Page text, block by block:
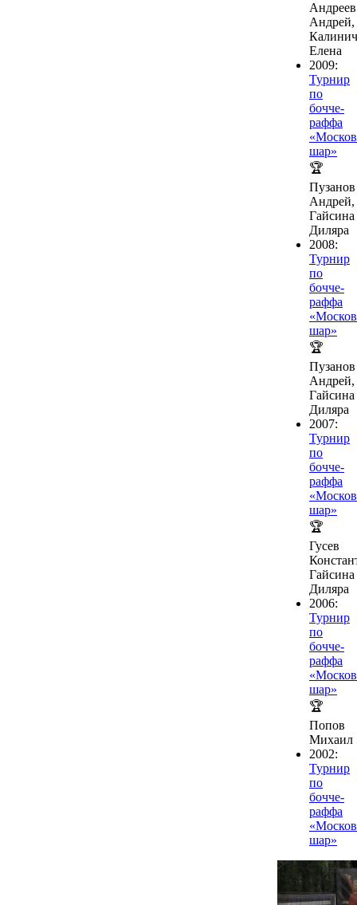
Андреев
Андрей,
Елена
2009:
Турнир
по
бочче-
раффа
шар»
🏆
Пузанов
Андрей,
Гайсина
Диляра
2008:
Турнир
по
бочче-
раффа
шар»
🏆
Пузанов
Андрей,
Гайсина
Диляра
2007:
Турнир
по
бочче-
раффа
шар»
🏆
Гусев
Гайсина
Диляра
2006:
Турнир
по
бочче-
раффа
шар»
🏆
Попов
Михаил
2002:
Турнир
по
бочче-
раффа
шар»